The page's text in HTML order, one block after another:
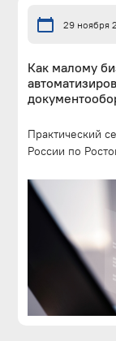
29 ноября
Как малому
Практический
России по